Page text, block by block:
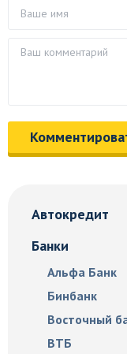
Автокредит
Банки
Альфа Банк
Бинбанк
Восточный
ВТБ